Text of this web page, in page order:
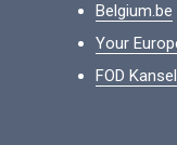
Belgium.be
Your
FOD